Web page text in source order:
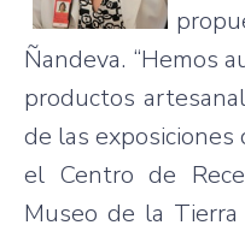
Ñandeva. “Hemos
productos
de las exposiciones
el Centro de
Museo de la